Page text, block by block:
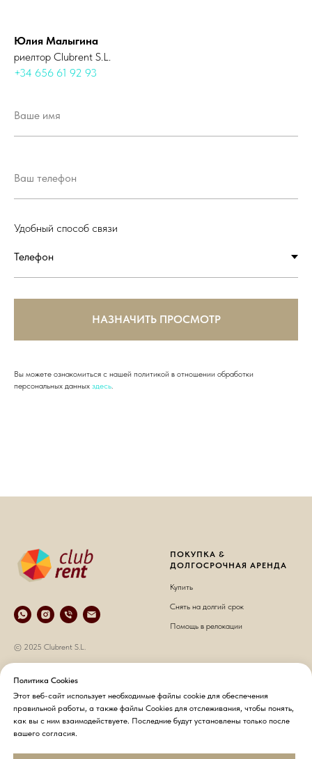
Юлия Малыгина
риелтор Clubrent S.L.
+34 656 61 92 93
Удобный способ связи
НАЗНАЧИТЬ ПРОСМОТР
Вы можете ознакомиться с нашей политикой в отношении обработки
персональных данных здесь.
Политика Cookies
Этот веб-сайт использует необходимые файлы cookie для обеспечения
правильной работы, а также файлы Cookies для отслеживания, чтобы понять,
как вы с ним взаимодействуете. Последние будут установлены только после
вашего согласия.
© 2025 Clubrent S.L.
ПОКУПКА &
ДОЛГОСРОЧНАЯ АРЕНДА
Купить
Снять на долгий срок
Помощь в релокации
КРАТКОСРОЧНАЯ АРЕНДА
Снять на короткий срок
Хозяевам недвижимости
О компании
Контакты